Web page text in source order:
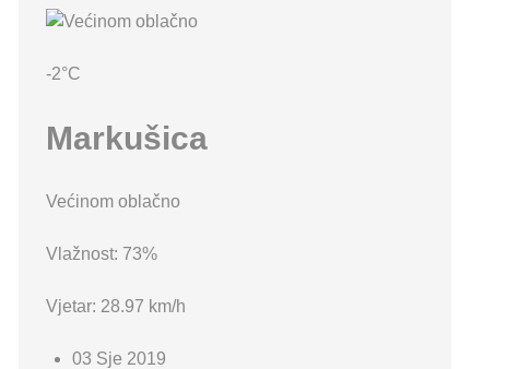
-2°C
Markušica
Većinom oblačno
Vlažnost: 73%
Vjetar: 28.97 km/h
03 Sje 2019